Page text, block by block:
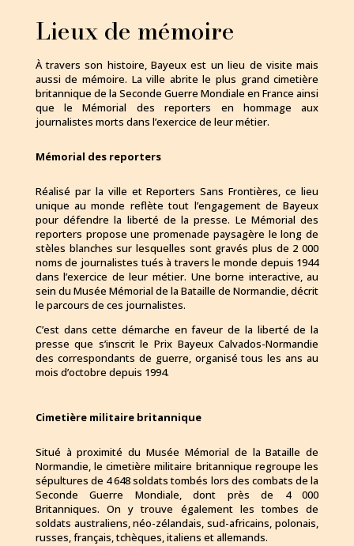
Lieux de mémoire
À travers son histoire, Bayeux est un lieu de visite mais
aussi de mémoire. La ville abrite le plus grand cimetière
britannique de la Seconde Guerre Mondiale en France ainsi
que le Mémorial des reporters en hommage aux
journalistes morts dans l’exercice de leur métier.
Mémorial des reporters
Réalisé par la ville et Reporters Sans Frontières, ce lieu
unique au monde reflète tout l’engagement de Bayeux
pour défendre la liberté de la presse. Le Mémorial des
reporters propose une promenade paysagère le long de
stèles blanches sur lesquelles sont gravés plus de 2 000
noms de journalistes tués à travers le monde depuis 1944
dans l’exercice de leur métier. Une borne interactive, au
sein du Musée Mémorial de la Bataille de Normandie, décrit
le parcours de ces journalistes.
C’est dans cette démarche en faveur de la liberté de la
presse que s’inscrit lePrix Bayeux Calvados-Normandie
des correspondants de guerre, organisé tous les ans au
mois d’octobre depuis 1994.
Cimetière militaire britannique
Situé à proximité du Musée Mémorial de la Bataille de
Normandie, le cimetière militaire britannique regroupe les
sépultures de 4 648 soldats tombés lors des combats de la
Seconde Guerre Mondiale, dont près de 4 000
Britanniques. On y trouve également les tombes de
soldats australiens, néo-zélandais, sud-africains, polonais,
russes, français, tchèques, italiens et allemands.